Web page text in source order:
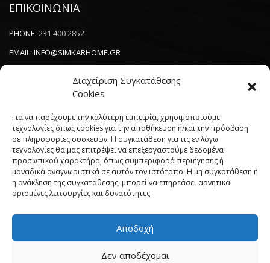
Διαχείριση Συγκατάθεσης
Cookies
Για να παρέχουμε την καλύτερη εμπειρία, χρησιμοποιούμε
τεχνολογίες όπως cookies για την αποθήκευση ή/και την πρόσβαση
σε πληροφορίες συσκευών. Η συγκατάθεση για τις εν λόγω
τεχνολογίες θα μας επιτρέψει να επεξεργαστούμε δεδομένα
προσωπικού χαρακτήρα, όπως συμπεριφορά περιήγησης ή
μοναδικά αναγνωριστικά σε αυτόν τον ιστότοπο. Η μη συγκατάθεση ή
η ανάκληση της συγκατάθεσης, μπορεί να επηρεάσει αρνητικά
ορισμένες λειτουργίες και δυνατότητες.
Αποδοχή
Δεν αποδέχομαι
ΕΠΙΚΟΙΝΩΝΙΑ
PHONE: 231 400 2852
EMAIL: INFO@SIMKARHOME.GR
NEWSLETTER
----------------------
Πολιτική Cookies (ΕΕ)
Όροι και Προϋποθέσεις
Δήλωση Απορρήτου
My account